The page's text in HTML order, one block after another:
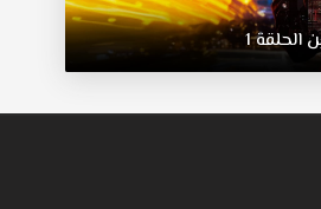
الحلقة1